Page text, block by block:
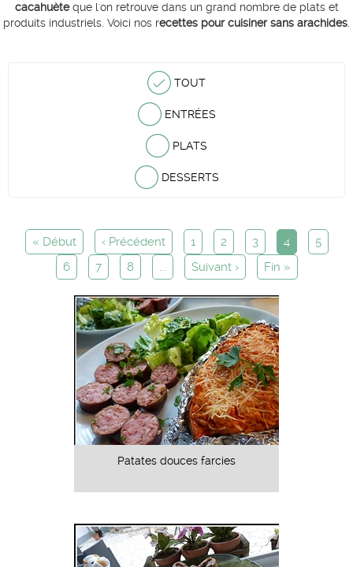
cacahuèteque l'on retrouve dans un grand nombre de plats et
produits industriels. Voici nos recettes pour cuisiner sans arachides
TOUT
ENTRÉES
PLATS
DESSERTS
« Début ‹ Précédent 1 2 3 4
5
6
7 8 ... Suivant › Fin »
Patates douces farcies